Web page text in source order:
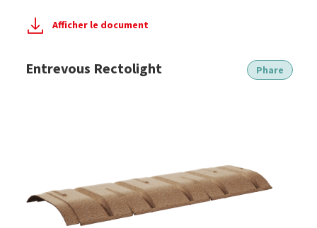
Afficher le document
Phare
Entrevous Rectolight